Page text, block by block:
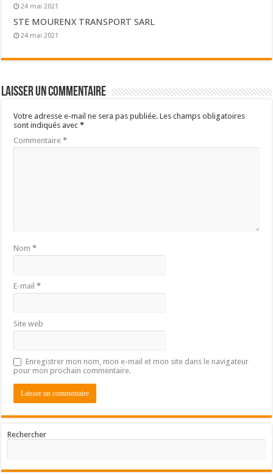
24 mai 2021
STE MOURENX TRANSPORT SARL
24 mai 2021
Laisser un commentaire
Votre adresse e-mail ne sera pas publiée. Les champs obligatoires
sont indiqués avec*
Commentaire*
Nom*
E-mail*
Site web
Enregistrer mon nom, mon e-mail et mon site dans le navigateur
pour mon prochain commentaire.
Rechercher